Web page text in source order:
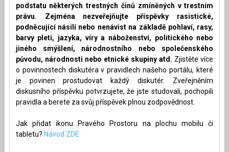
podstatu některých trestných činů zmíněných v trestním
právu. Zejména nezveřejňujte příspěvky rasistické,
podněcující násilí nebo nenávist na základě pohlaví, rasy,
barvy pleti, jazyka, víry a náboženství, politického nebo
jiného smýšlení, národnostního nebo společenského
původu, národnosti nebo etnické skupiny atd. Zjistěte více
o povinnostech diskutéra v pravidlech našeho portálu, které
je povinen prostudovat každý diskutér. Zveřejněním
diskusního příspěvku potvrzujete, že jste studovali, pochopili
pravidla a berete za svůj příspěvek plnou zodpovědnost.
Jak přidat ikonu Pravého Prostoru na plochu mobilu či
tabletu? Návod ZDE.